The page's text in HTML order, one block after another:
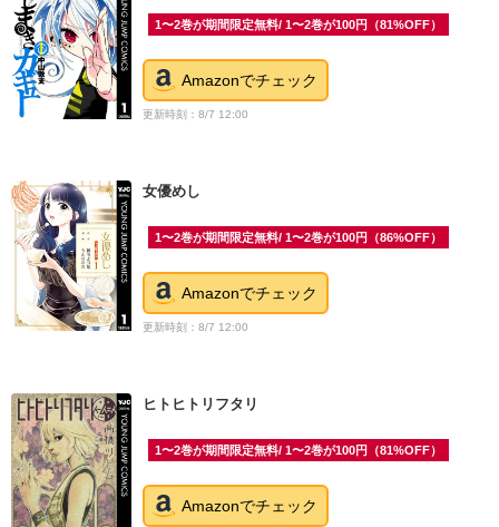
1〜2巻が期間限定無料/ 1〜2巻が100円（81%OFF）
Amazonでチェック
更新時刻：8/7 12:00
女優めし
1〜2巻が期間限定無料/ 1〜2巻が100円（86%OFF）
Amazonでチェック
更新時刻：8/7 12:00
ヒトヒトリフタリ
1〜2巻が期間限定無料/ 1〜2巻が100円（81%OFF）
Amazonでチェック